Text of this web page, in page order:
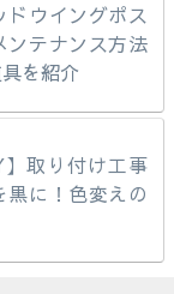
ドウイングポス
ンテナンス方法
を紹介
】取り付け工事
黒に！色変えの